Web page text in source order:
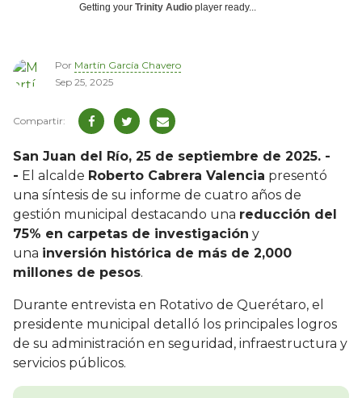
Getting your Trinity Audio player ready...
Por Martín García Chavero
Sep 25, 2025
San Juan del Río, 25 de septiembre de 2025. -
- El alcalde Roberto Cabrera Valencia presentó
una síntesis de su informe de cuatro años de
gestión municipal destacando una reducción del
75% en carpetas de investigación y
una inversión histórica de más de 2,000
millones de pesos.
Durante entrevista en Rotativo de Querétaro, el
presidente municipal detalló los principales logros
de su administración en seguridad, infraestructura y
servicios públicos.